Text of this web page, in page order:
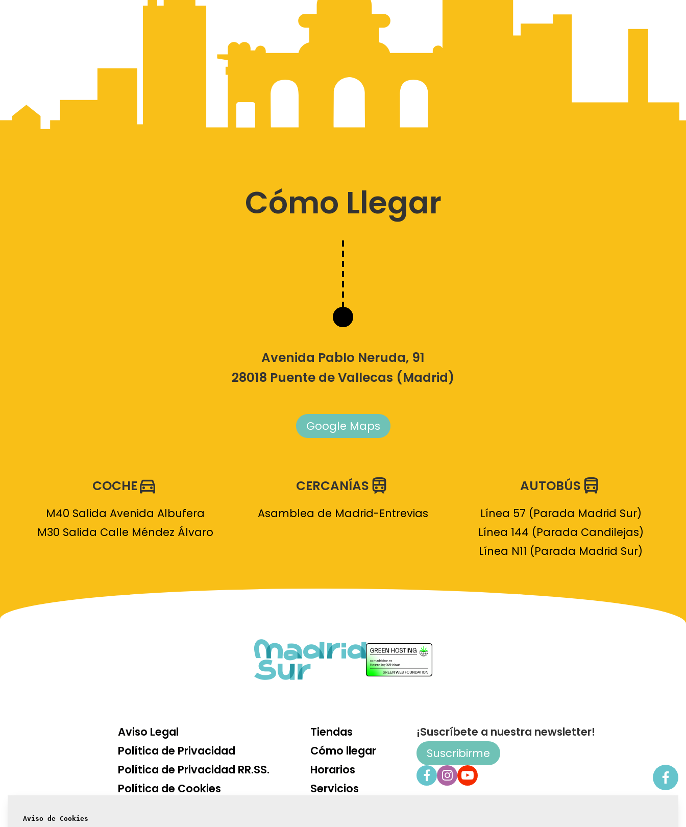
Cómo Llegar
Avenida Pablo Neruda, 91
28018 Puente de Vallecas (Madrid)
Google Maps
COCHE
M40 Salida Avenida Albufera
M30 Salida Calle Méndez Álvaro
CERCANÍAS
Asamblea de Madrid-Entrevias
AUTOBÚS
Línea 57 (Parada Madrid Sur)
Línea 144 (Parada Candilejas)
Línea N11 (Parada Madrid Sur)
Aviso Legal
Política de Privacidad
Política de Privacidad RR.SS.
Política de Cookies
Tiendas
Cómo llegar
Horarios
Servicios
¡Suscríbete a nuestra newsletter!
Suscribirme
Aviso de Cookies